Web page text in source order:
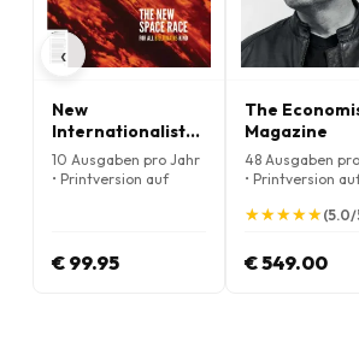
‹
New
Internationalist
Magazine
10 Ausgaben pro Jahr
• Printversion auf
€ 99.95
The
Magazine
48 Ausgaben
• Printversion
★
★★
★★
★★
★★
★
€ 549.00